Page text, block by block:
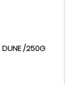
DUNE /250G